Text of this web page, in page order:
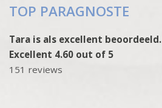
TOP PARAGNOSTE
Tara is als excellent beoordeeld.
Excellent 4.60 out of 5
151 reviews